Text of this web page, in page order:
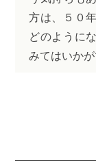
方は、５０
どのように
みてはいかが